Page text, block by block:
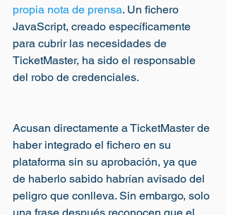
propia nota de prensa. Un fichero
JavaScript, creado específicamente
para cubrir las necesidades de
TicketMaster, ha sido el responsable
del robo de credenciales.
Acusan directamente a TicketMaster de
haber integrado el fichero en su
plataforma sin su aprobación, ya que
de haberlo sabido habrían avisado del
peligro que conlleva. Sin embargo, solo
una frase después reconocen que el